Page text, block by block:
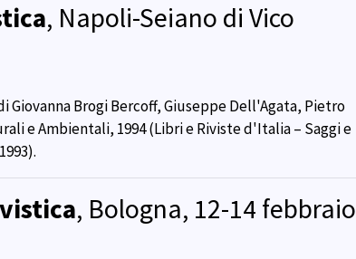
, Napoli-Seiano di Vico
Giovanna Brogi Bercoff, Giuseppe Dell'Agata, Pietro
e Ambientali, 1994 (Libri e Riviste d'Italia – Saggi e
, Bologna, 12-14 febbraio